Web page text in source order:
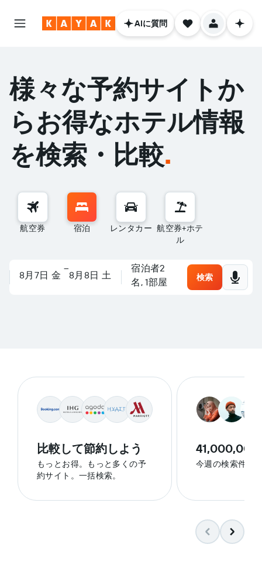
AIに質問
様々な予約サイトか
らお得なホテル情報
を検索・比較.
航空券 宿泊 レンタカー 航空券+ホテ
ル
場所、ホテルを検索、または
目的地をチェックしましょ
旅行を計画しましょう
8月7日 金
–
8月8日 土
宿泊者2
名, 1​部屋
検索
比較して節約しよう
もっとお得。もっと多くの予
約サイト。一括検索。
今週の検索件数